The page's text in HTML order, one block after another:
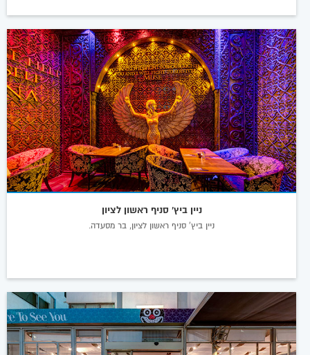
ניין ביץ' סניף ראשון לציון
ניין ביץ' סניף ראשון לציון, בר מסעדה.